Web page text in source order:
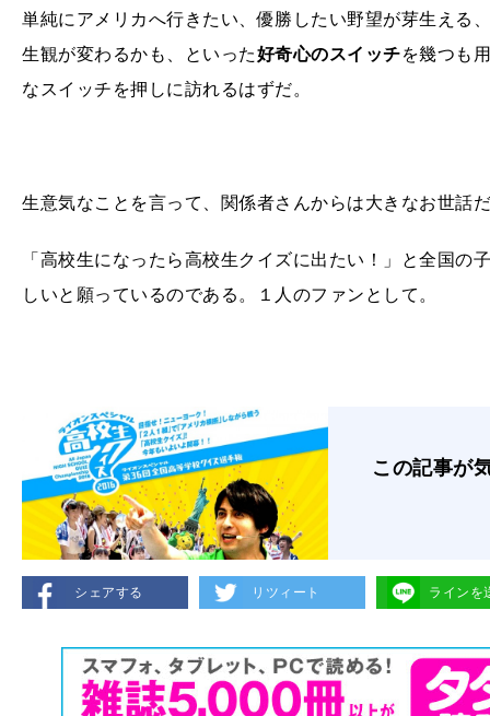
単純にアメリカへ行きたい、優勝したい野望が芽生える
生観が変わるかも、といった好奇心のスイッチを幾つも
なスイッチを押しに訪れるはずだ。
生意気なことを言って、関係者さんからは大きなお世話
「高校生になったら高校生クイズに出たい！」と全国
しいと願っているのである。１人のファンとして。
この記事が
シェアする リツィート ラインを